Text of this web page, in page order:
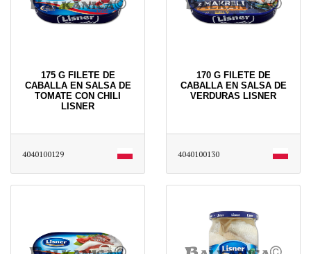
175 G FILETE DE
CABALLA EN SALSA DE
TOMATE CON CHILI
LISNER
4040100129
170 G FILETE DE
CABALLA EN SALSA DE
VERDURAS LISNER
4040100130